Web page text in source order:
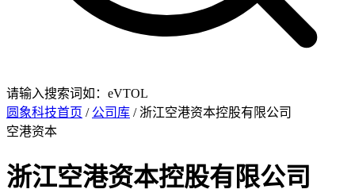
请输入搜索词如：eVTOL
圆象科技首页 / 公司库 / 浙江空港资本控股有限公司
空港资本
浙江空港资本控股有限公司